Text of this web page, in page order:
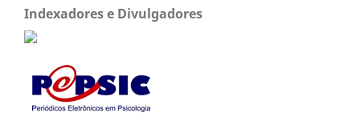
Indexadores e Divulgadores